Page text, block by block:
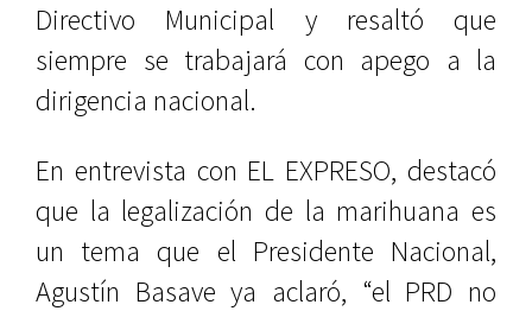
Directivo Municipal y resaltó que
siempre se trabajará con apego a la
dirigencia nacional.
En entrevista con EL EXPRESO, destacó
que la legalización de la marihuana es
un tema que el Presidente Nacional,
Agustín Basave ya aclaró, “el PRD no